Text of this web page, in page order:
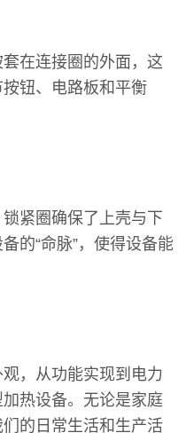
在连接圈的外面，这
钮、电路板和平衡
紧圈确保了上壳与下
的“命脉”，使得设备能
，从功能实现到电力
热设备。无论是家庭
的日常生活和生产活